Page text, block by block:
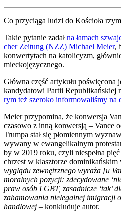
Co przy­cią­ga ludzi do Kościo­ła
Takie pyta­nie zadałna łamach
cher Zeitung (NZZ) Micha­el Meier,
kon­wer­ty­tach na kato­li­cyzm,
miec­ko­ję­zycz­ne­go.
Głów­na część arty­ku­łu poświę­co­na
kan­dy­da­to­wi Par­tii Repu­bli­kań­skiej
rym też sze­ro­ko infor­mo­wa­li­śmy na
Meier przy­po­mi­na, że kon­wer­sja
cza­so­wo z inną kon­wer­sją – Van­ce
Trum­pa stał się pło­mien­nym
wy­wa­ny w ewan­ge­li­kal­nym
by w 2019 roku, czy­li nie­speł­na
chrzest w klasz­to­rze
wyglą­du zewnętrz­ne­go wyra­ża [u
moral­nych pozy­cji: zde­cy­do­wa­ne
praw osób LGBT, zasad­ni­cze ‘tak’
zaha­mo­wa­nia nie­le­gal­nej imi­gra­cji
han­dlo­wej – kon­klu­du­je autor.